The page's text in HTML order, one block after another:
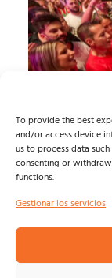
To provide the best
and/or access device
us to process data
consenting or
functions.
Gestionar los servicios
JUEVES